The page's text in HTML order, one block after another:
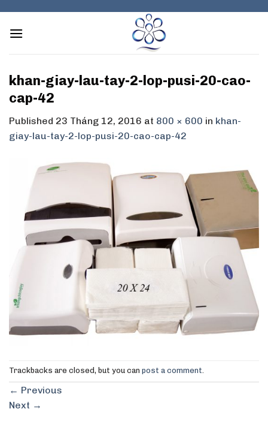
content
khan-giay-lau-tay-2-lop-pusi-20-cao-
cap-42
Published 23 Tháng 12, 2016 at 800 × 600 in khan-
giay-lau-tay-2-lop-pusi-20-cao-cap-42
Trackbacks are closed, but you can post a comment.
← Previous
Next →